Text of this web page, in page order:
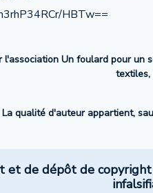
HBTw==
l'association Un foulard pour
textiles,
qualité d'auteur appartient,
et de dépôt de